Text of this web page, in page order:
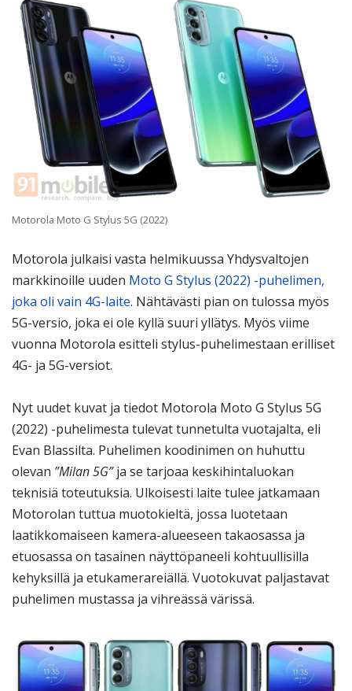
Motorola Moto G Stylus 5G (2022)
Motorola julkaisi vasta helmikuussa Yhdysvaltojen
markkinoille uuden Moto G Stylus (2022) -puhelimen,
joka oli vain 4G-laite. Nähtävästi pian on tulossa myös
5G-versio, joka ei ole kyllä suuri yllätys. Myös viime
vuonna Motorola esitteli stylus-puhelimestaan erilliset
4G- ja 5G-versiot.
Nyt uudet kuvat ja tiedot Motorola Moto G Stylus 5G
(2022) -puhelimesta tulevat tunnetulta vuotajalta, eli
Evan Blassilta. Puhelimen koodinimen on huhuttu
olevan ”Milan 5G”ja se tarjoaa keskihintaluokan
teknisiä toteutuksia. Ulkoisesti laite tulee jatkamaan
Motorolan tuttua muotokieltä, jossa luotetaan
laatikkomaiseen kamera-alueeseen takaosassa ja
etuosassa on tasainen näyttöpaneeli kohtuullisilla
kehyksillä ja etukamerareiällä. Vuotokuvat paljastavat
puhelimen mustassa ja vihreässä värissä.